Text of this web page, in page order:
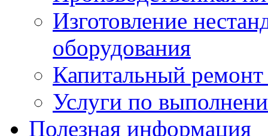
Изготовление
оборудования
Капитальный ремонт
Услуги по
Полезная информация